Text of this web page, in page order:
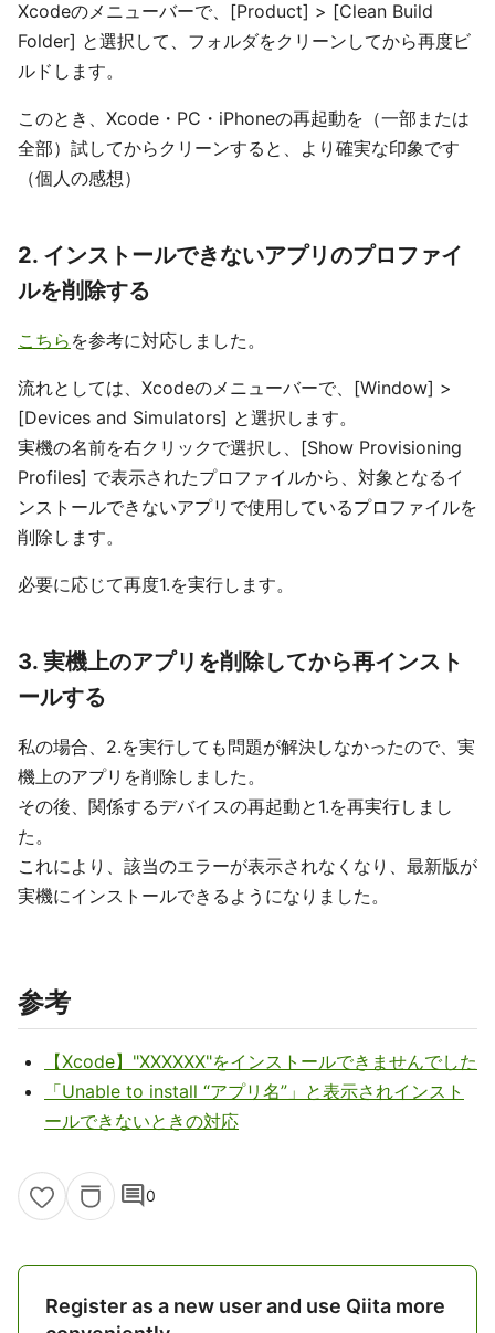
Xcodeのメニューバーで、[Product] > [Clean Build
Folder] と選択して、フォルダをクリーンしてから再度ビ
ルドします。
このとき、Xcode・PC・iPhoneの再起動を（一部または
全部）試してからクリーンすると、より確実な印象です
（個人の感想）
2. インストールできないアプリのプロファイ
ルを削除する
こちら を参考に対応しました。
流れとしては、Xcodeのメニューバーで、[Window] >
[Devices and Simulators] と選択します。
実機の名前を右クリックで選択し、[Show Provisioning
Profiles] で表示されたプロファイルから、対象となるイ
ンストールできないアプリで使用しているプロファイルを
削除します。
必要に応じて再度1.を実行します。
3. 実機上のアプリを削除してから再インスト
ールする
私の場合、2.を実行しても問題が解決しなかったので、実
機上のアプリを削除しました。
その後、関係するデバイスの再起動と1.を再実行しまし
た。
これにより、該当のエラーが表示されなくなり、最新版が
実機にインストールできるようになりました。
参考
【Xcode】"XXXXXX"をインストールできませんでした
「Unable to install “アプリ名”」と表示されインスト
ールできないときの対応
comment0
Register as a new user and use Qiita more